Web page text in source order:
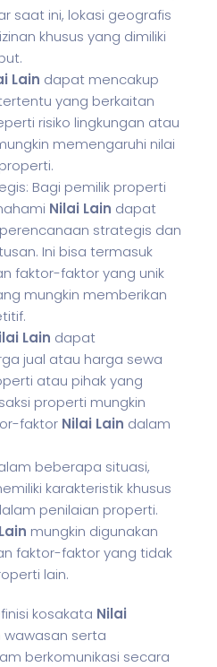
saat ini, lokasi geografis
khusus yang dimiliki
Lain dapat mencakup
yang berkaitan
risiko lingkungan atau
memengaruhi nilai
Bagi pemilik properti
Nilai Lain dapat
strategis dan
Ini bisa termasuk
faktor-faktor yang unik
mungkin memberikan
Lain dapat
jual atau harga sewa
atau pihak yang
properti mungkin
faktor Nilai Lain dalam
beberapa situasi,
karakteristik khusus
penilaian properti.
mungkin digunakan
faktor-faktor yang tidak
lain.
kosakata Nilai
serta
berkomunikasi secara